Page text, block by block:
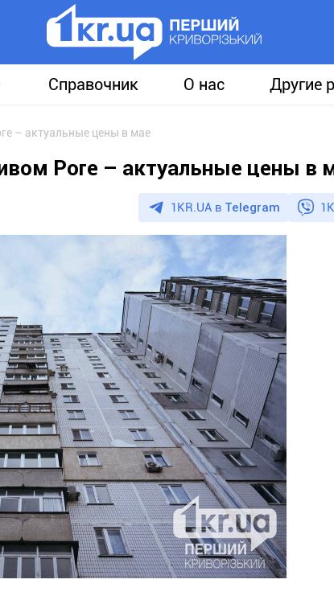
Справочник О нас Другие
– актуальные цены в мае
Роге – актуальные цены в
1KR.UA в Telegram